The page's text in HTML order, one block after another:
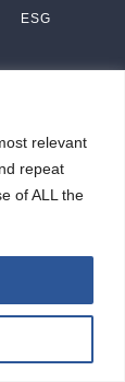
relevant
repeat
of ALL the
ESG